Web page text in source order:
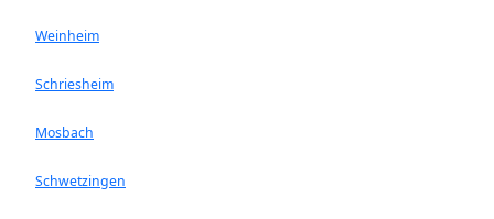
Weinheim
Schriesheim
Mosbach
Schwetzingen